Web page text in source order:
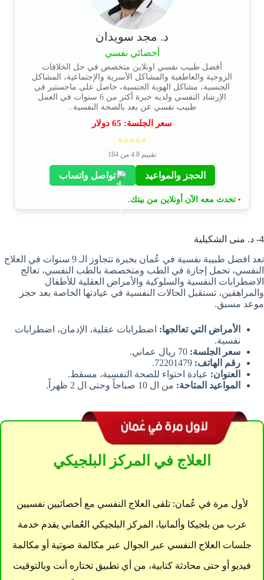
د. مجد سويدان
أخصائي نفسي
أفضل طبيب نفسي اونلاين متخصص في حل الخلافات
الزوجية والعاطفية والمشاكل الأسرية والإجتماعية، المشاكل
الجنسية، مشاكل الهوية الجنسية، حاصل على ماجستير في
الإرشاد النفسي ولديه خبرة أكثر من 6 سنوات في العمل
طبيب نفسي عن بعد بالصحة النفسية..
سعر الجلسة: 65 دولار
⭐⭐⭐⭐⭐
تقييم 4.8 من 184
الحجز والمواعيد تواصل واتساب
• تحدث معه الآن أونلاين من بيتك.
4- د. منى الشكيلية
تعد افضل طبيبة نفسية في عُمان بخبرة تتجاوز الـ 9 سنوات في العلاج
النفسي، تحمل إجازة في الطب ومتخصصة بالطب النفسي، تعالج
الاضطرابات النفسية والسلوكية والأمراض العقلية للأطفال
والمراهقين، تستقبل الحالات النفسية في عيادتها الخاصة بعد حجز
موعد مسبق.
الأمراض التي تعالجها: اضطرابات عقلية، الإدمان، اضطرابات
نفسية.
سعر الجلسة:
رقم الهاتف:
العنوان: عيادة احتواء للصحة النفسية، مسقط.
المواعيد المتاحة: من ال 10 صباحاً وحتى ال 2 ظهراً.
العلاج في المركز البلجيكي
لأول مرة في عُمان: تلقى العلاج النفسي مع أخصائيين نفسيين
عرب من بلجيكا وألمانيا، المركز البلجيكي العُماني يقدم خدمة
جلسات العلاج النفسي عبر الجوال عبر مكالمة صوتية أو مكالمة
فيديو أو حتى محادثة كتابية، من أي تطبيق تختاره أنت وبالتوقيت